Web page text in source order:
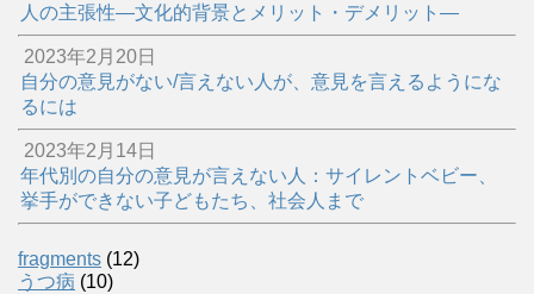
人の主張性―文化的背景とメリット・デメリット―
2023年2月20日
自分の意見がない/言えない人が、意見を言えるようにな
るには
2023年2月14日
年代別の自分の意見が言えない人：サイレントベビー、
挙手ができない子どもたち、社会人まで
fragments (12)
うつ病 (10)